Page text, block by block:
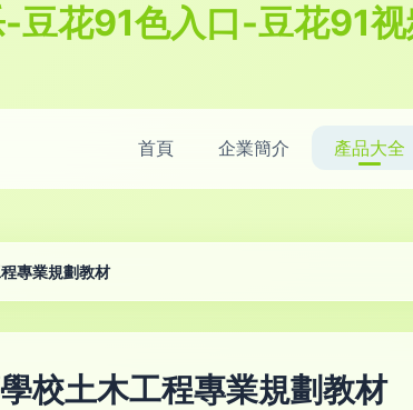
花91色入口-豆花91
首頁 企業簡介 產品大全
專業規劃教材
校土木工程專業規劃教材